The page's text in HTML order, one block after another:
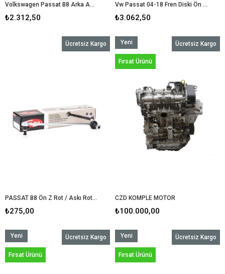
Volkswagen Passat B8 Arka Amortisör OPTİMAL Arka Amortisör 59mm A-1512G
₺2.312,50
Vw Passat 04-18 Fren Diski Ön 5Q0615301
₺3.062,50
PASSAT B8 Ön Z Rot / Askı Rotu 1K0411315K
₺275,00
Ücretsiz Kargo
CZD KOMPLE MOTOR
₺100.000,00
Ücretsiz Kargo
Yeni
Ürün
Fırsat Ürünü
Ücretsiz Kargo
Yeni
Ürün
Fırsat Ürünü
Ücretsiz Kargo
Yeni
Ürün
Fırsat Ürünü